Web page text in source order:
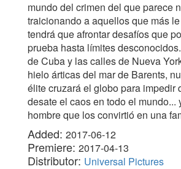
mundo del crimen del que parece
traicionando a aquellos que más
tendrá que afrontar desafíos que
prueba hasta límites
de Cuba y las calles de Nueva
hielo árticas del mar de Barents,
élite cruzará el globo para impedir
desate el caos en todo el mundo...
hombre que los convirtió en una
Added: 2017-06-12
Premiere: 2017-04-13
Distributor: Universal Pictures